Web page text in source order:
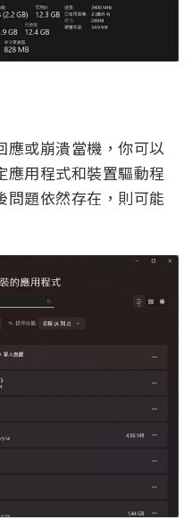
應或崩潰當機，你可以
應用程式和裝置驅動程
問題依然存在，則可能